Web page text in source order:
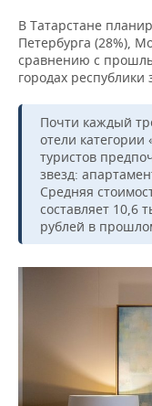
В Татарстане
Петербурга (28%),
сравнению с
городах республики
Почти каждый
отели
туристов
звезд:
Средняя
составляет 10,6
рублей в